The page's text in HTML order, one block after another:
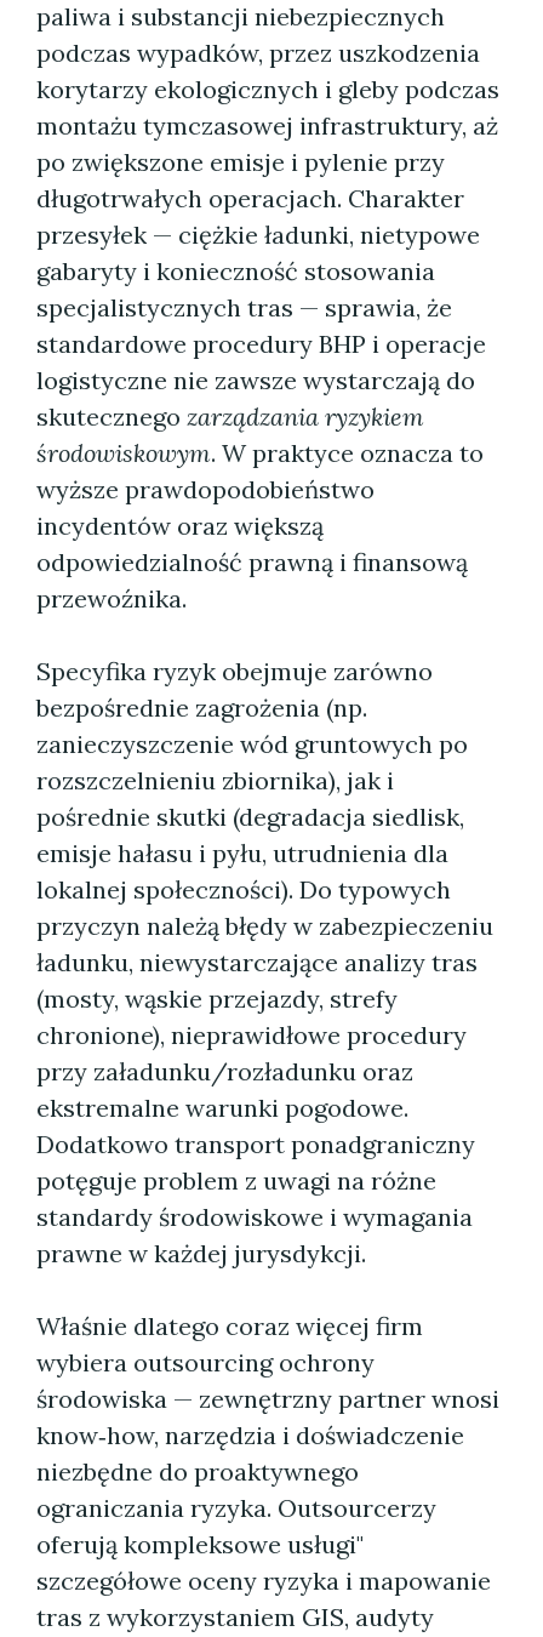
paliwa i substancji niebezpiecznych
podczas wypadków, przez uszkodzenia
korytarzy ekologicznych i gleby podczas
montażu tymczasowej infrastruktury, aż
po zwiększone emisje i pylenie przy
długotrwałych operacjach. Charakter
przesyłek — ciężkie ładunki, nietypowe
gabaryty i konieczność stosowania
specjalistycznych tras — sprawia, że
standardowe procedury BHP i operacje
logistyczne nie zawsze wystarczają do
skutecznego zarządzania ryzykiem
środowiskowym. W praktyce oznacza to
wyższe prawdopodobieństwo
incydentów oraz większą
odpowiedzialność prawną i finansową
przewoźnika.
Specyfika ryzyk obejmuje zarówno
bezpośrednie zagrożenia (np.
zanieczyszczenie wód gruntowych po
rozszczelnieniu zbiornika), jak i
pośrednie skutki (degradacja siedlisk,
emisje hałasu i pyłu, utrudnienia dla
lokalnej społeczności). Do typowych
przyczyn należą błędy w zabezpieczeniu
ładunku, niewystarczające analizy tras
(mosty, wąskie przejazdy, strefy
chronione), nieprawidłowe procedury
przy załadunku/rozładunku oraz
ekstremalne warunki pogodowe.
Dodatkowo transport ponadgraniczny
potęguje problem z uwagi na różne
standardy środowiskowe i wymagania
prawne w każdej jurysdykcji.
Właśnie dlatego coraz więcej firm
wybiera outsourcing ochrony
środowiska — zewnętrzny partner wnosi
know‑how, narzędzia i doświadczenie
niezbędne do proaktywnego
ograniczania ryzyka. Outsourcerzy
oferują kompleksowe usługi"
szczegółowe oceny ryzyka i mapowanie
tras z wykorzystaniem GIS, audyty